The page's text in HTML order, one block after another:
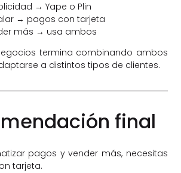
→ Yape o Plin
→ pagos con tarjeta
más → usa ambos
termina combinando ambos
a distintos tipos de clientes.
final
pagos y vender más, necesitas
tarjeta.